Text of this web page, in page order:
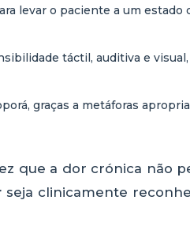
levar o paciente a um estado
táctil, auditiva e
graças a metáforas
que a dor crónica não
seja clinicamente